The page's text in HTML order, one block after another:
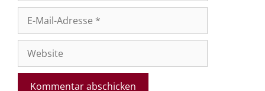
Mail-
Adresse
Website